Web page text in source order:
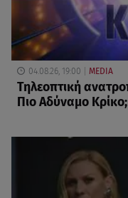
04.08.26, 19:00 MEDIA
Τηλεοπτική
Πιο Αδύναμο Κρίκο;